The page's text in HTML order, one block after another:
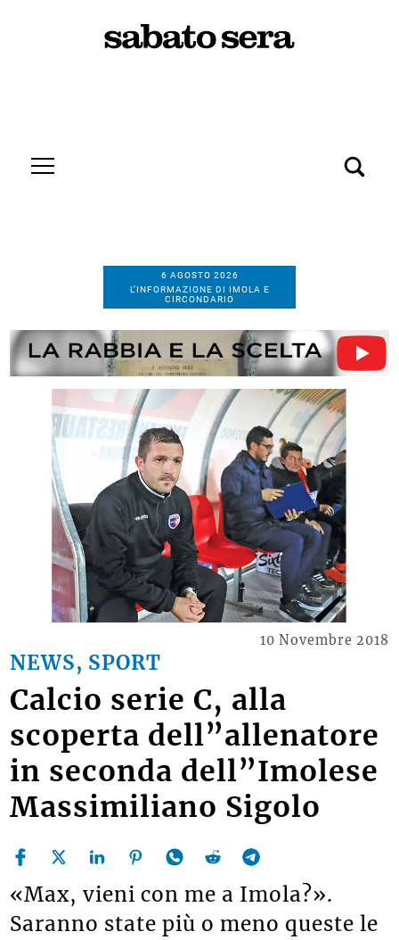
6 AGOSTO 2026
L’INFORMAZIONE DI IMOLA E
CIRCONDARIO
NEWS, SPORT
10 Novembre 2018
Calcio serie C, alla
scoperta dell”allenatore
in seconda dell”Imolese
Massimiliano Sigolo
«Max, vieni con me a Imola?».
Saranno state più o meno queste le